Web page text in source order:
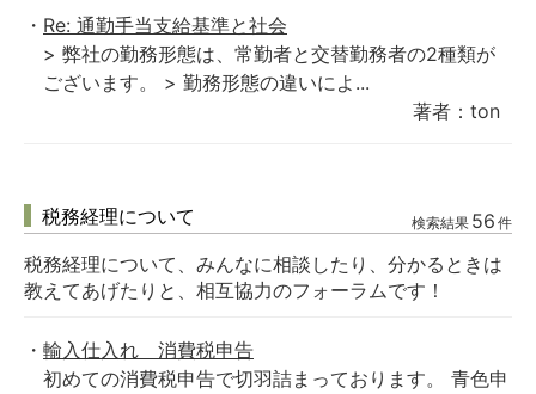
Re: 通勤手当支給基準と社会
> 弊社の勤務形態は、常勤者と交替勤務者の2種類が
ございます。 > 勤務形態の違いによ...
著者：ton
税務経理について 検索結果 56 件
税務経理について、みんなに相談したり、分かるときは
教えてあげたりと、相互協力のフォーラムです！
輸入仕入れ 消費税申告
初めての消費税申告で切羽詰まっております。 青色申